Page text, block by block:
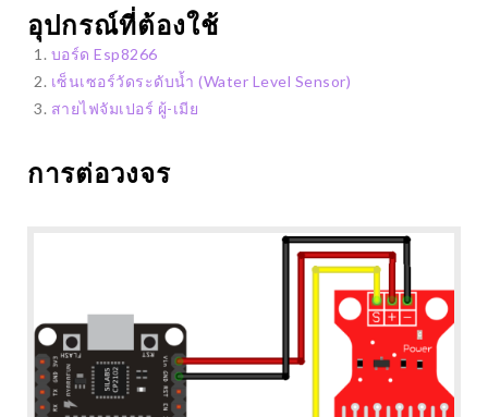
อุปกรณ์ที่ต้องใช้
บอร์ด Esp8266
เซ็นเซอร์วัดระดับน้ำ (Water Level Sensor)
สายไฟจัมเปอร์ ผู้-เมีย
การต่อวงจร